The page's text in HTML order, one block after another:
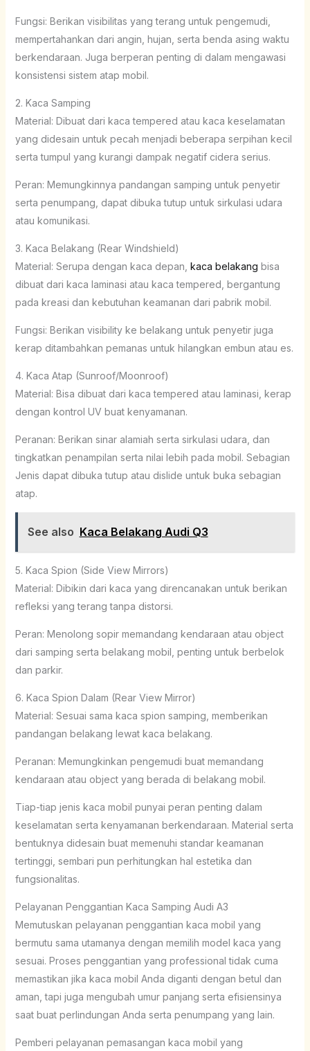
Fungsi: Berikan visibilitas yang terang untuk pengemudi,
mempertahankan dari angin, hujan, serta benda asing waktu
berkendaraan. Juga berperan penting di dalam mengawasi
konsistensi sistem atap mobil.
2. Kaca Samping
Material: Dibuat dari kaca tempered atau kaca keselamatan
yang didesain untuk pecah menjadi beberapa serpihan kecil
serta tumpul yang kurangi dampak negatif cidera serius.
Peran: Memungkinnya pandangan samping untuk penyetir
serta penumpang, dapat dibuka tutup untuk sirkulasi udara
atau komunikasi.
3. Kaca Belakang (Rear Windshield)
Material: Serupa dengan kaca depan, kaca belakang bisa
dibuat dari kaca laminasi atau kaca tempered, bergantung
pada kreasi dan kebutuhan keamanan dari pabrik mobil.
Fungsi: Berikan visibility ke belakang untuk penyetir juga
kerap ditambahkan pemanas untuk hilangkan embun atau es.
4. Kaca Atap (Sunroof/Moonroof)
Material: Bisa dibuat dari kaca tempered atau laminasi, kerap
dengan kontrol UV buat kenyamanan.
Peranan: Berikan sinar alamiah serta sirkulasi udara, dan
tingkatkan penampilan serta nilai lebih pada mobil. Sebagian
Jenis dapat dibuka tutup atau dislide untuk buka sebagian
atap.
See also Kaca Belakang Audi Q3
5. Kaca Spion (Side View Mirrors)
Material: Dibikin dari kaca yang direncanakan untuk berikan
refleksi yang terang tanpa distorsi.
Peran: Menolong sopir memandang kendaraan atau object
dari samping serta belakang mobil, penting untuk berbelok
dan parkir.
6. Kaca Spion Dalam (Rear View Mirror)
Material: Sesuai sama kaca spion samping, memberikan
pandangan belakang lewat kaca belakang.
Peranan: Memungkinkan pengemudi buat memandang
kendaraan atau object yang berada di belakang mobil.
Tiap-tiap jenis kaca mobil punyai peran penting dalam
keselamatan serta kenyamanan berkendaraan. Material serta
bentuknya didesain buat memenuhi standar keamanan
tertinggi, sembari pun perhitungkan hal estetika dan
fungsionalitas.
Pelayanan Penggantian Kaca Samping Audi A3
Memutuskan pelayanan penggantian kaca mobil yang
bermutu sama utamanya dengan memilih model kaca yang
sesuai. Proses penggantian yang professional tidak cuma
memastikan jika kaca mobil Anda diganti dengan betul dan
aman, tapi juga mengubah umur panjang serta efisiensinya
saat buat perlindungan Anda serta penumpang yang lain.
Pemberi pelayanan pemasangan kaca mobil yang